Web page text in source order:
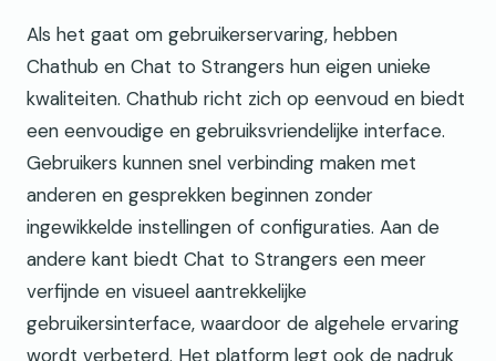
Als het gaat om gebruikerservaring, hebben
Chathub en Chat to Strangers hun eigen unieke
kwaliteiten. Chathub richt zich op eenvoud en biedt
een eenvoudige en gebruiksvriendelijke interface.
Gebruikers kunnen snel verbinding maken met
anderen en gesprekken beginnen zonder
ingewikkelde instellingen of configuraties. Aan de
andere kant biedt Chat to Strangers een meer
verfijnde en visueel aantrekkelijke
gebruikersinterface, waardoor de algehele ervaring
wordt verbeterd. Het platform legt ook de nadruk